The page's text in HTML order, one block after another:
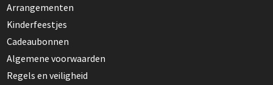
Arrangementen
Kinderfeestjes
Cadeaubonnen
Algemene voorwaarden
Regels en veiligheid